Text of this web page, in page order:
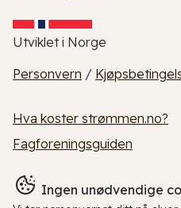
Utviklet i Norge
Personvern /
Hva koster strømmen.no?
Fagforeningsguiden
Ingen unødvendige